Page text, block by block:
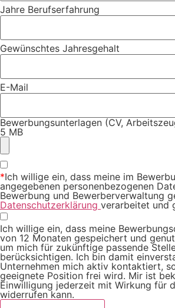
Jahre Berufserfahrung
Gewünschtes Jahresgehalt
E-Mail
Bewerbungsunterlagen (CV,
5 MB
*Ich willige ein, dass meine im
angegebenen personenbezogenen
Bewerbung und Bewerberverwaltung
Datenschutzerklärung verarbeitet und
Ich willige ein, dass meine
von 12 Monaten gespeichert und
um mich für zukünftige passende
berücksichtigen. Ich bin damit
Unternehmen mich aktiv kontaktiert,
geeignete Position frei wird. Mir ist
Einwilligung jederzeit mit Wirkung für
widerrufen kann.